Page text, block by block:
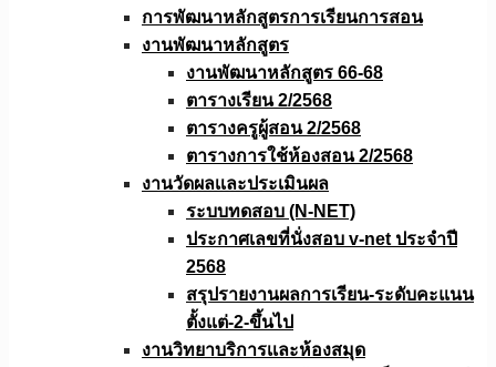
การพัฒนาหลักสูตรการเรียนการสอน
งานพัฒนาหลักสูตร
งานพัฒนาหลักสูตร 66-68
ตารางเรียน 2/2568
ตารางครูผู้สอน 2/2568
ตารางการใช้ห้องสอน 2/2568
งานวัดผลเเละประเมินผล
ระบบทดสอบ (N-NET)
ประกาศเลขที่นั่งสอบ v-net ประจำปี
2568
สรุปรายงานผลการเรียน-ระดับคะแนน
ตั้งแต่-2-ขึ้นไป
งานวิทยาบริการเเละห้องสมุด